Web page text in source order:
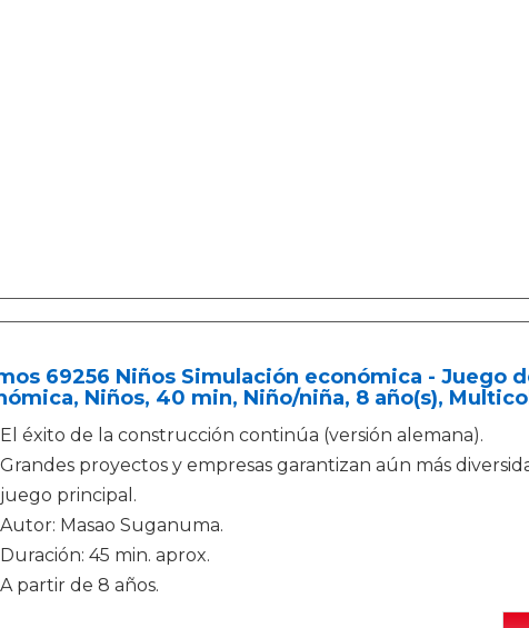
69256 Niños Simulación económica - Juego
Niños, 40 min, Niño/niña, 8 año(s),
El éxito de la construcción continúa (versión alemana).
Grandes proyectos y empresas garantizan aún más
juego principal.
Autor: Masao Suganuma.
Duración: 45 min. aprox.
A partir de 8 años.